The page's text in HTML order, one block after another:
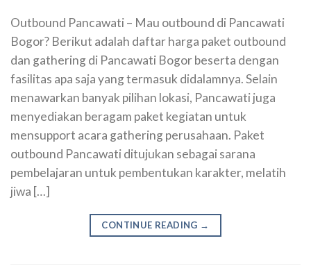
Outbound Pancawati – Mau outbound di Pancawati
Bogor? Berikut adalah daftar harga paket outbound
dan gathering di Pancawati Bogor beserta dengan
fasilitas apa saja yang termasuk didalamnya. Selain
menawarkan banyak pilihan lokasi, Pancawati juga
menyediakan beragam paket kegiatan untuk
mensupport acara gathering perusahaan. Paket
outbound Pancawati ditujukan sebagai sarana
pembelajaran untuk pembentukan karakter, melatih
jiwa […]
CONTINUE READING →